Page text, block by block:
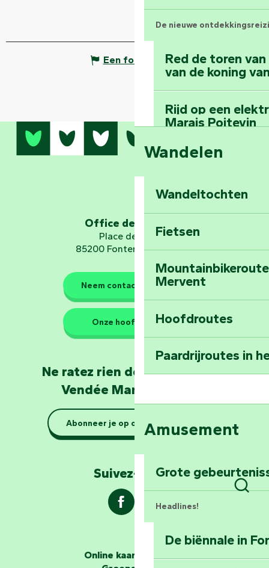
De nieuwe
Red de toren
van de koning
Rijd op een
Marais Poitevin
Bedwing de
Ga op
De beschermers van de
Neem een
Marais Poitevin
Verken Mill Hill
De verhalenvertellers
Wandelen
Wandeltochten
Fietsen
Mervent
Hoofdroutes
Paardrijroutes in
Amusement
Grote
Headlines!
De biënnale in
Een fout melden
Office de tourisme
Place de Verdun
85200 Fontenay-le-Comte
Neem contact met ons op
Onze hoofdkantoren
Ne ratez rien de l'actualité en
Vendée Marais Poitevin
Abonneer je op onze nieuwsbrief
Suivez-nous !
Online kaartverkoop